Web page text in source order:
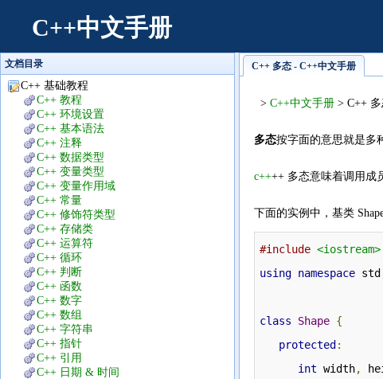
C++中文手册
文档目录
C++ 基础教程
C++ 教程
C++ 环境设置
C++ 基本语法
C++ 注释
C++ 数据类型
C++ 变量类型
C++ 变量作用域
C++ 常量
C++ 修饰符类型
C++ 存储类
C++ 运算符
C++ 循环
C++ 判断
C++ 函数
C++ 数字
C++ 数组
C++ 字符串
C++ 指针
C++ 引用
C++ 日期 & 时间
C++ 多态 - C++中文手册
> C++中文手册 > C++
多态按字面的意思就是多
c++++ 多态意味着调用成
下面的实例中，基类
#include <iostream>
using namespace std
class Shape {
protected :
int width,